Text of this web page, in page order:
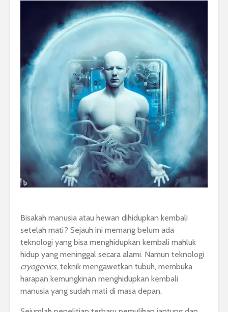
Bisakah manusia atau hewan dihidupkan kembali
setelah mati? Sejauh ini memang belum ada
teknologi yang bisa menghidupkan kembali mahluk
hidup yang meninggal secara alami. Namun teknologi
cryogenics, teknik mengawetkan tubuh, membuka
harapan kemungkinan menghidupkan kembali
manusia yang sudah mati di masa depan.